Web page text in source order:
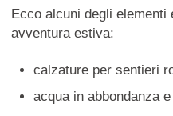
Ecco alcuni degli
avventura estiva:
calzature per sentieri
acqua in abbondanza